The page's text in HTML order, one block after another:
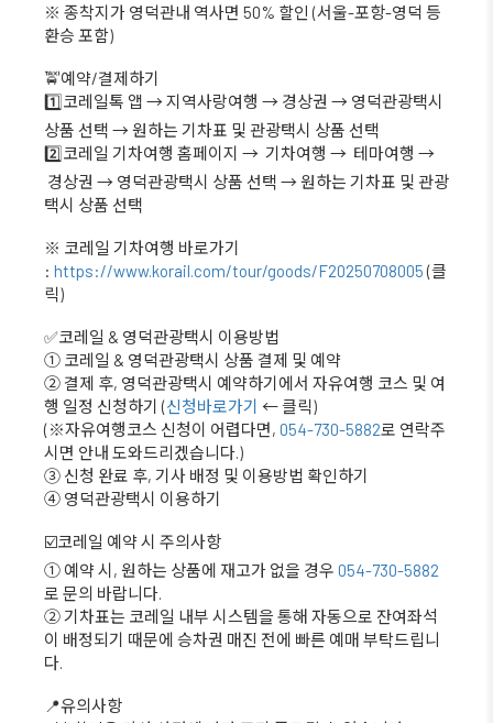
※ 종착지가 영덕관내 역사면 50% 할인 (서울-포항-영덕 등
환승 포함)
🚖예약/결제하기
1️⃣코레일톡 앱 → 지역사랑여행 → 경상권 → 영덕관광택시
상품 선택 → 원하는 기차표 및 관광택시 상품 선택
2️⃣코레일 기차여행 홈페이지 → 기차여행 → 테마여행 →
경상권 → 영덕관광택시 상품 선택 → 원하는 기차표 및 관광
택시 상품 선택
※ 코레일 기차여행 바로가기
: https://www.korail.com/tour/goods/F20250708005 (클
릭)
✅코레일 & 영덕관광택시 이용방법
① 코레일 & 영덕관광택시 상품 결제 및 예약
② 결제 후, 영덕관광택시 예약하기에서 자유여행 코스 및 여
행 일정 신청하기 (신청바로가기 ← 클릭)
(※자유여행코스 신청이 어렵다면, 054-730-5882로 연락주
시면 안내 도와드리겠습니다.)
③ 신청 완료 후, 기사 배정 및 이용방법 확인하기
④ 영덕관광택시 이용하기
☑️코레일 예약 시 주의사항
① 예약 시, 원하는 상품에 재고가 없을 경우 054-730-5882
로 문의 바랍니다.
② 기차표는 코레일 내부 시스템을 통해 자동으로 잔여좌석
이 배정되기 때문에 승차권 매진 전에 빠른 예매 부탁드립니
다.
📍유의사항